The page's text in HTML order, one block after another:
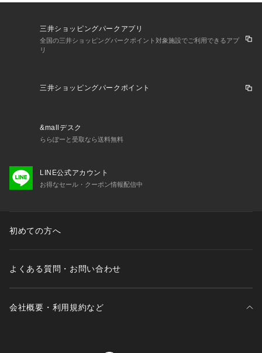
三井ショッピングパークアプリ
全国の三井ショッピングパークポイント対象施設でご利用できるアプ
リ
三井ショッピングパークポイント
&mallデスク
ららぽーと受取なら送料無料
LINE公式アカウント
お得なセール・クーポン情報配信中
初めての方へ
よくある質問・お問い合わせ
会社概要・利用規約など